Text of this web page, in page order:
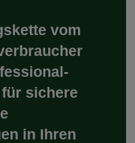
vom
für sichere
in Ihren